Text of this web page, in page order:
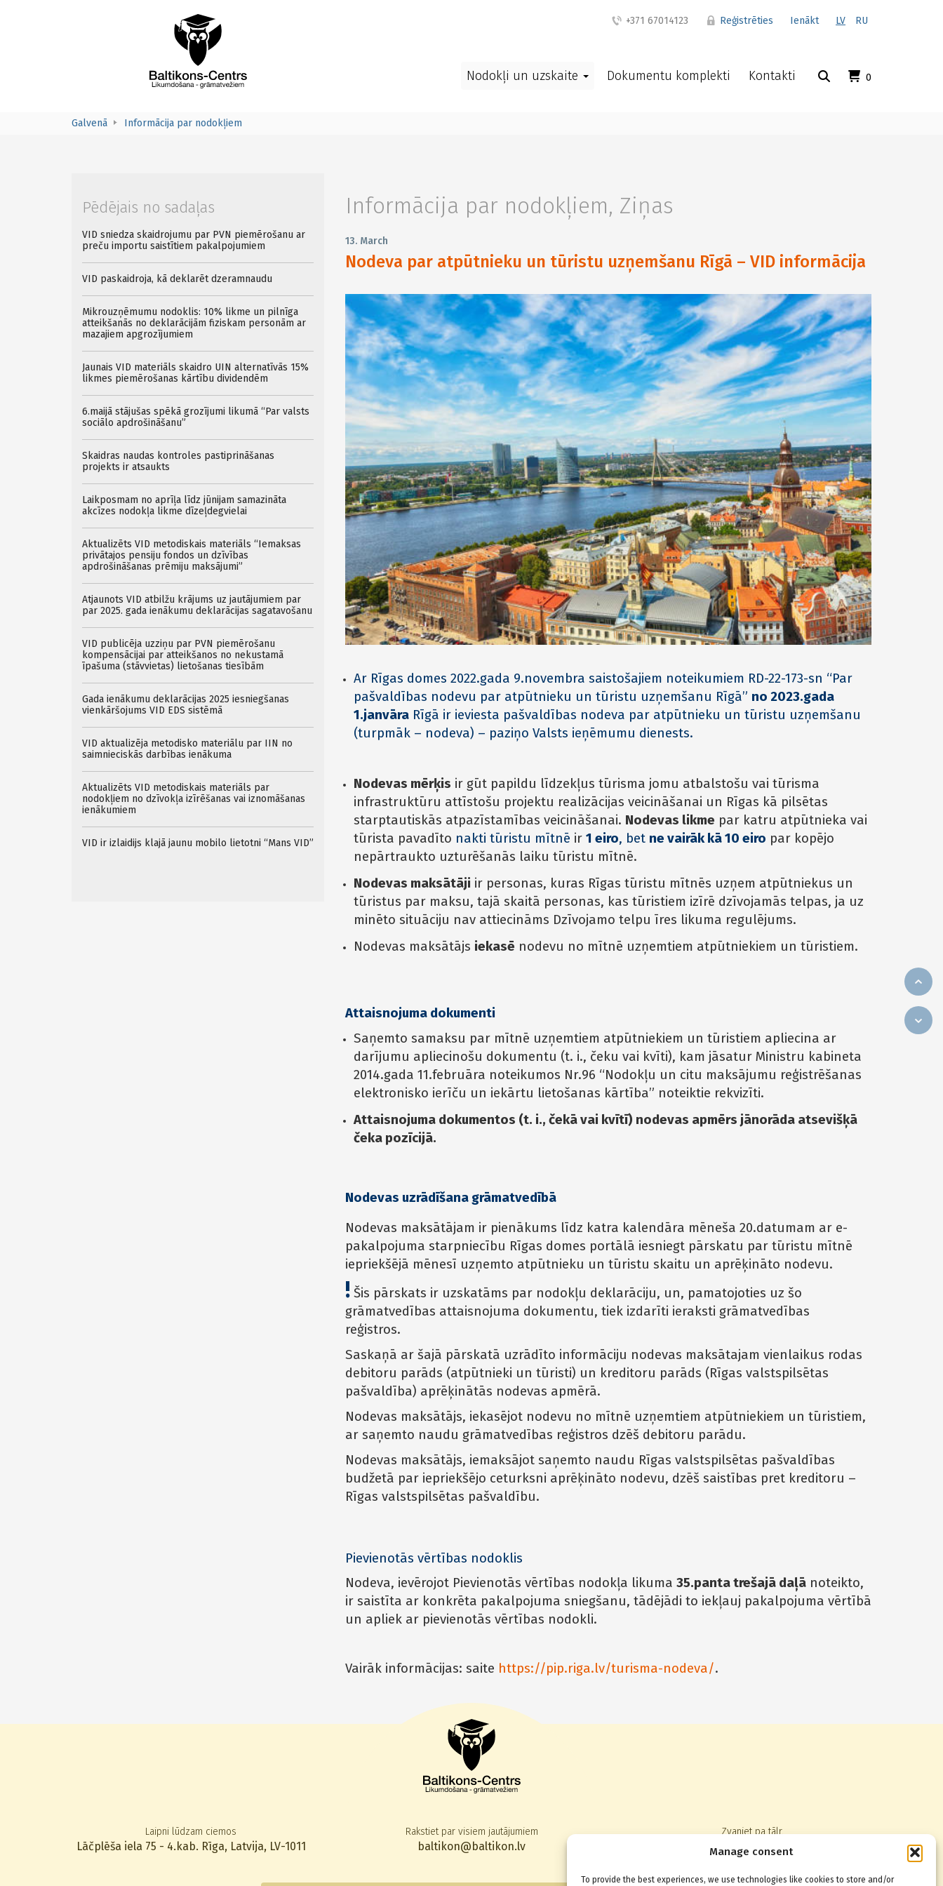
Manage consent
To provide the best experiences, we use technologies like cookies to store and/or
+371 67014123 Reģistrēties Ienākt LV RU
0
Nodokļi un uzskaite Dokumentu komplekti Kontakti
Galvenā Informācija par nodokļiem
Informācija par nodokļiem, Ziņas
13. March
Nodeva par atpūtnieku un tūristu uzņemšanu Rīgā – VID informācija
Ar Rīgas domes 2022.gada 9.novembra saistošajiem noteikumiem RD-22-173-sn “Par
pašvaldības nodevu par atpūtnieku un tūristu uzņemšanu Rīgā” no 2023.gada
1.janvāra Rīgā ir ieviesta pašvaldības nodeva par atpūtnieku un tūristu uzņemšanu
(turpmāk – nodeva) – paziņo Valsts ieņēmumu dienests.
Nodevas mērķis ir gūt papildu līdzekļus tūrisma jomu atbalstošu vai tūrisma
infrastruktūru attīstošu projektu realizācijas veicināšanai un Rīgas kā pilsētas
starptautiskās atpazīstamības veicināšanai. Nodevas likme par katru atpūtnieka vai
tūrista pavadīto nakti tūristu mītnē ir 1 eiro, bet ne vairāk kā 10 eiro par kopējo
nepārtraukto uzturēšanās laiku tūristu mītnē.
Nodevas maksātāji ir personas, kuras Rīgas tūristu mītnēs uzņem atpūtniekus un
tūristus par maksu, tajā skaitā personas, kas tūristiem izīrē dzīvojamās telpas, ja uz
minēto situāciju nav attiecināms Dzīvojamo telpu īres likuma regulējums.
Nodevas maksātājs iekasē nodevu no mītnē uzņemtiem atpūtniekiem un tūristiem.
Attaisnojuma dokumenti
Saņemto samaksu par mītnē uzņemtiem atpūtniekiem un tūristiem apliecina ar
darījumu apliecinošu dokumentu (t. i., čeku vai kvīti), kam jāsatur Ministru kabineta
2014.gada 11.februāra noteikumos Nr.96 “Nodokļu un citu maksājumu reģistrēšanas
elektronisko ierīču un iekārtu lietošanas kārtība” noteiktie rekvizīti.
Attaisnojuma dokumentos (t. i., čekā vai kvītī) nodevas apmērs jānorāda atsevišķā
čeka pozīcijā.
Nodevas uzrādīšana grāmatvedībā
Nodevas maksātājam ir pienākums līdz katra kalendāra mēneša 20.datumam ar e-
pakalpojuma starpniecību Rīgas domes portālā iesniegt pārskatu par tūristu mītnē
iepriekšējā mēnesī uzņemto atpūtnieku un tūristu skaitu un aprēķināto nodevu.
! Šis pārskats ir uzskatāms par nodokļu deklarāciju, un, pamatojoties uz šo
grāmatvedības attaisnojuma dokumentu, tiek izdarīti ieraksti grāmatvedības
reģistros.
Saskaņā ar šajā pārskatā uzrādīto informāciju nodevas maksātajam vienlaikus rodas
debitoru parāds (atpūtnieki un tūristi) un kreditoru parāds (Rīgas valstspilsētas
pašvaldība) aprēķinātās nodevas apmērā.
Nodevas maksātājs, iekasējot nodevu no mītnē uzņemtiem atpūtniekiem un tūristiem,
ar saņemto naudu grāmatvedības reģistros dzēš debitoru parādu.
Nodevas maksātājs, iemaksājot saņemto naudu Rīgas valstspilsētas pašvaldības
budžetā par iepriekšējo ceturksni aprēķināto nodevu, dzēš saistības pret kreditoru –
Rīgas valstspilsētas pašvaldību.
Pievienotās vērtības nodoklis
Nodeva, ievērojot Pievienotās vērtības nodokļa likuma 35.panta trešajā daļā noteikto,
ir saistīta ar konkrēta pakalpojuma sniegšanu, tādējādi to iekļauj pakalpojuma vērtībā
un apliek ar pievienotās vērtības nodokli.
Vairāk informācijas: saite https://pip.riga.lv/turisma-nodeva/.
Pēdējais no sadaļas
VID sniedza skaidrojumu par PVN piemērošanu ar
preču importu saistītiem pakalpojumiem
VID paskaidroja, kā deklarēt dzeramnaudu
Mikrouzņēmumu nodoklis: 10% likme un pilnīga
atteikšanās no deklarācijām fiziskam personām ar
mazajiem apgrozījumiem
Jaunais VID materiāls skaidro UIN alternatīvās 15%
likmes piemērošanas kārtību dividendēm
6.maijā stājušas spēkā grozījumi likumā “Par valsts
sociālo apdrošināšanu”
Skaidras naudas kontroles pastiprināšanas
projekts ir atsaukts
Laikposmam no aprīļa līdz jūnijam samazināta
akcīzes nodokļa likme dīzeļdegvielai
Aktualizēts VID metodiskais materiāls “Iemaksas
privātajos pensiju fondos un dzīvības
apdrošināšanas prēmiju maksājumi”
Atjaunots VID atbilžu krājums uz jautājumiem par
par 2025. gada ienākumu deklarācijas sagatavošanu
VID publicēja uzziņu par PVN piemērošanu
kompensācijai par atteikšanos no nekustamā
īpašuma (stāvvietas) lietošanas tiesībām
Gada ienākumu deklarācijas 2025 iesniegšanas
vienkāršojums VID EDS sistēmā
VID aktualizēja metodisko materiālu par IIN no
saimnieciskās darbības ienākuma
Aktualizēts VID metodiskais materiāls par
nodokļiem no dzīvokļa izīrēšanas vai iznomāšanas
ienākumiem
VID ir izlaidijs klajā jaunu mobilo lietotni “Mans VID”
Laipni lūdzam ciemos
Lāčplēša iela 75 - 4.kab. Rīga, Latvija, LV-1011
Rakstiet par visiem jautājumiem
baltikon@baltikon.lv
Zvaniet pa tālr.
+371 67014123,22830080